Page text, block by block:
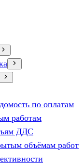
по оплатам
работам
ДДС
объёмам работ